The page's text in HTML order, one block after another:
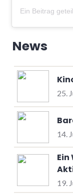
News
25.
14.
19.